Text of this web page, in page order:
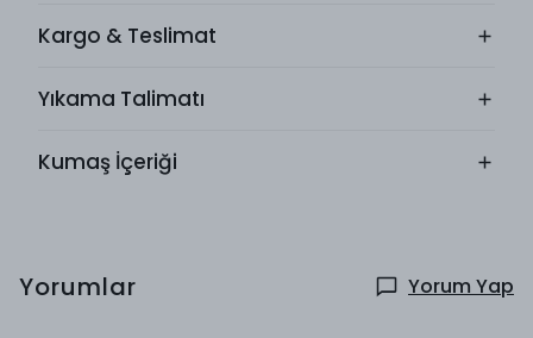
Kargo & Teslimat
Yıkama Talimatı
Kumaş İçeriği
Yorumlar Yorum Yap